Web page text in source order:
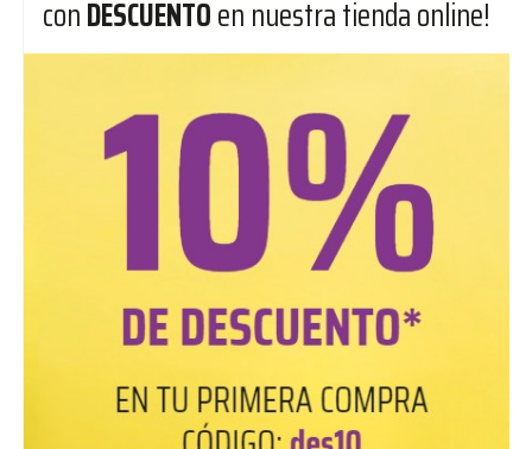
conDESCUENTOen nuestra tienda online!